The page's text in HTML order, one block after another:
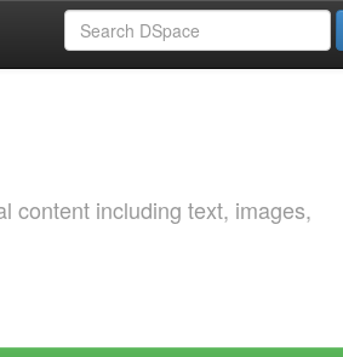
content including text, images,